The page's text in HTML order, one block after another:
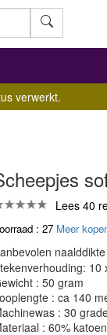
verwerkt.
Lees 40
: 27 Meer
10
: 50 gram
: ca 140
: 30
: 60%